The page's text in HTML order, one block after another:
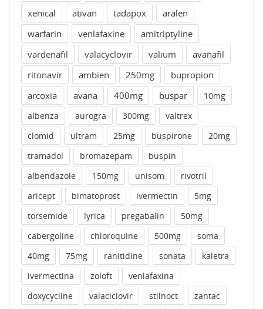
xenical
ativan tadapox
aralen
warfarin
venlafaxine
amitriptyline
vardenafil
valacyclovir valium
avanafil
ritonavir
ambien 250mg
bupropion
arcoxia
avana 400mg buspar
10mg
albenza
aurogra 300mg
valtrex
clomid
ultram 25mg buspirone
20mg
tramadol
bromazepam
buspin
albendazole
150mg unisom
rivotril
aricept
bimatoprost ivermectin
5mg
torsemide
lyrica pregabalin
50mg
cabergoline
chloroquine 500mg
soma
40mg
75mg ranitidine sonata
kaletra
ivermectina
zoloft
venlafaxina
doxycycline
valaciclovir stilnoct zantac